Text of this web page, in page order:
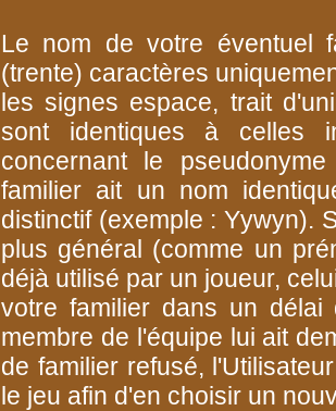
Le nom de votre éventuel
(trente) caractères
les signes espace, trait
sont identiques à celles
concernant le
familier ait un nom
distinctif (exemple : Yywyn).
plus général (comme un
déjà utilisé par un joueur,
votre familier dans un délai
membre de l'équipe lui ait
de familier refusé,
le jeu afin d'en choisir un